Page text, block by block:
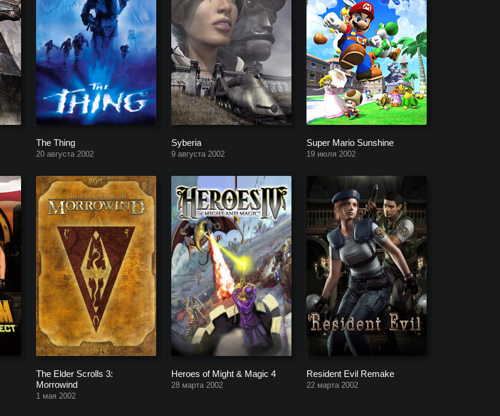
The Thing
20 августа 2002
Syberia
9 августа 2002
Super Mario Sunshine
19 июля 2002
The Elder Scrolls 3:
Morrowind
1 мая 2002
Heroes of Might & Magic 4
28 марта 2002
Resident Evil Remake
22 марта 2002